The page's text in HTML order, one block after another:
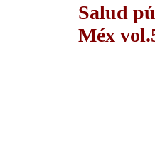
Salud
Méx